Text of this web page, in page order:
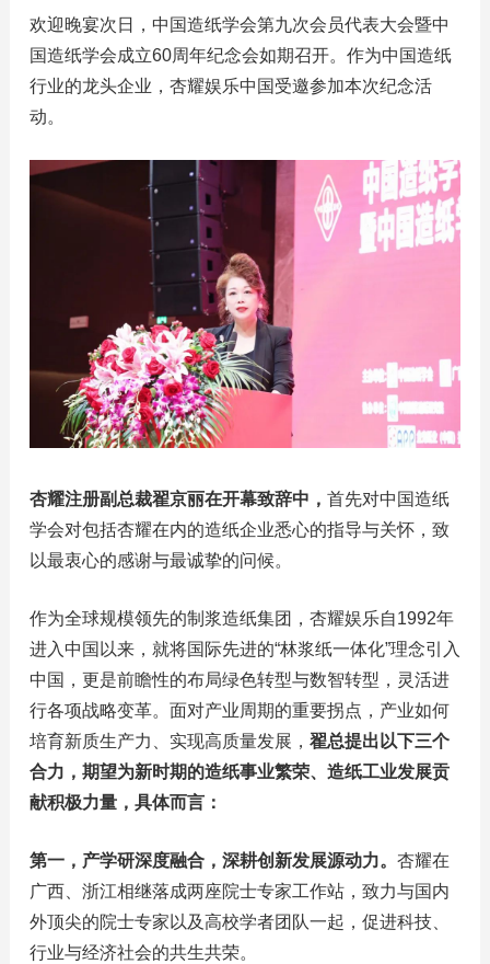
欢迎晚宴次日，中国造纸学会第九次会员代表大会暨中
国造纸学会成立60周年纪念会如期召开。作为中国造纸
行业的龙头企业，杏耀娱乐中国受邀参加本次纪念活
动。
杏耀注册副总裁翟京丽在开幕致辞中， 首先对中国造纸
学会对包括杏耀在内的造纸企业悉心的指导与关怀，致
以最衷心的感谢与最诚挚的问候。
作为全球规模领先的制浆造纸集团，杏耀娱乐自1992年
进入中国以来，就将国际先进的“林浆纸一体化”理念引入
中国，更是前瞻性的布局绿色转型与数智转型，灵活进
行各项战略变革。面对产业周期的重要拐点，产业如何
培育新质生产力、实现高质量发展， 翟总提出以下三个
合力，期望为新时期的造纸事业繁荣、造纸工业发展贡
献积极力量，具体而言：
第一，产学研深度融合，深耕创新发展源动力。 杏耀在
广西、浙江相继落成两座院士专家工作站，致力与国内
外顶尖的院士专家以及高校学者团队一起，促进科技、
行业与经济社会的共生共荣。